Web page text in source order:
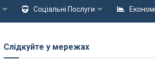
Соціальні Послуги
Слідкуйте у мережах